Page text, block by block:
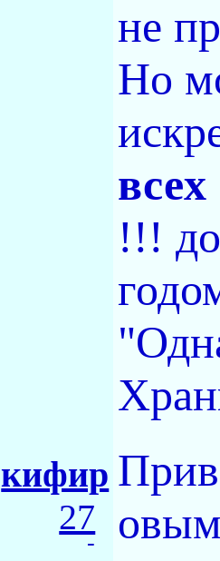
не
Но
всеx
!!!
кифир
27
-